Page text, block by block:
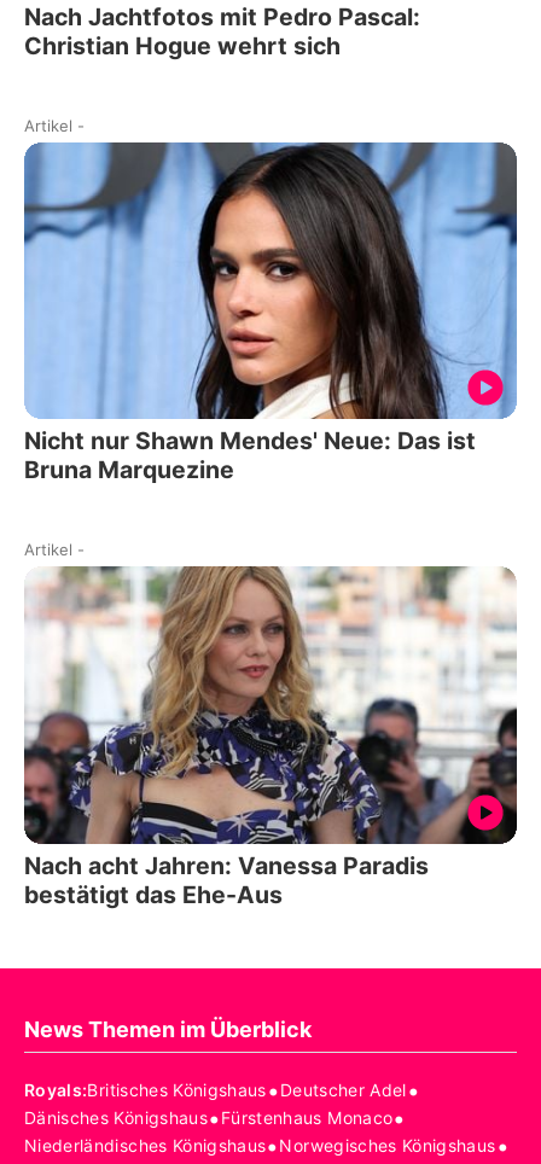
Nach Jachtfotos mit Pedro Pascal:
Christian Hogue wehrt sich
Artikel -
Nicht nur Shawn Mendes' Neue: Das ist
Bruna Marquezine
Artikel -
Nach acht Jahren: Vanessa Paradis
bestätigt das Ehe-Aus
News Themen im Überblick
Royals:Britisches Königshaus•Deutscher Adel•
Dänisches Königshaus•Fürstenhaus Monaco•
Niederländisches Königshaus•Norwegisches Königshaus•